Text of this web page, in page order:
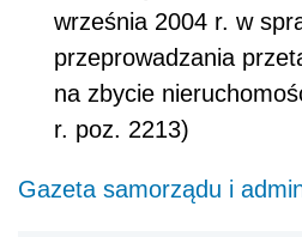
września 2004 r. w
przeprowadzania
na zbycie
r. poz. 2213)
Gazeta samorządu i